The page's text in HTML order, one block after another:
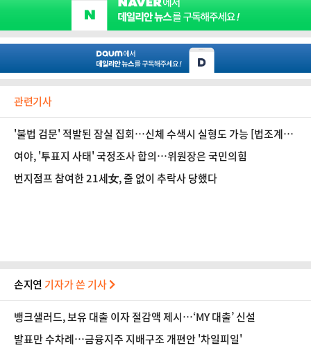
관련기사
'불법 검문' 적발된 잠실 집회…신체 수색시 실형도 가능 [법조계에
물어보니 730]
여야, '투표지 사태' 국정조사 합의…위원장은 국민의힘
번지점프 참여한 21세女, 줄 없이 추락사 당했다
손지연 기자가 쓴 기사
뱅크샐러드, 보유 대출 이자 절감액 제시…‘MY 대출’ 신설
발표만 수차례…금융지주 지배구조 개편안 '차일피일'